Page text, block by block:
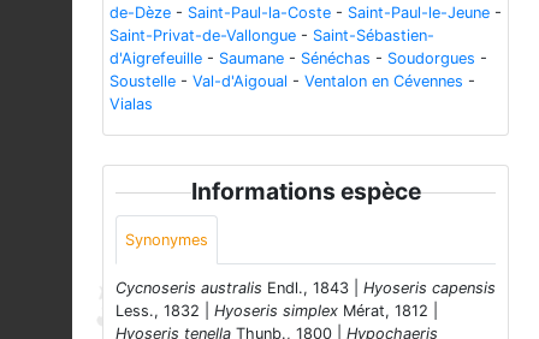
de-Dèze - Saint-Paul-la-Coste - Saint-Paul-le-Jeune -
Saint-Privat-de-Vallongue - Saint-Sébastien-
d'Aigrefeuille - Saumane - Sénéchas - Soudorgues -
Soustelle - Val-d'Aigoual - Ventalon en Cévennes -
Vialas
Informations espèce
Synonymes
Cycnoseris australis Endl., 1843 | Hyoseris capensis
Less., 1832 | Hyoseris simplex Mérat, 1812 |
Hyoseris tenella Thunb., 1800 | Hypochaeris